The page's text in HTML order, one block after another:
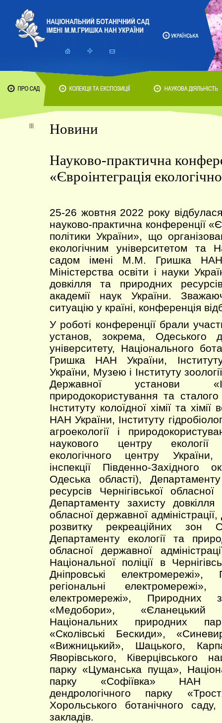
Новини
Науково-практична
«Євроінтеграція
25-26 жовтня 2022 року
науково-практична конференції
політики України», що
екологічним університетом та
садом імені М.М. Гришка НАН
Міністерства освіти і науки
довкілля та природних
академії наук України.
ситуацію у країні, конференція
У роботі конференції брали
установ, зокрема, Одеського
університету, Національного
Гришка НАН України,
України, Музею і Інституту
Державної установи
природокористування та
Інституту колоїдної хімії та
НАН України, Інституту
агроекології і
наукового центру
екологічного центру України,
інспекції Південно-Західного
Одеська області),
ресурсів Чернігівської обласної
Департаменту захисту
обласної державної
розвитку рекреаційних зон
Департаменту екології та
обласної державної
Національної поліції в
Дніпровські
регіональні
електромережі», Природних
«Медобори»,
Національних природних
«Сколівські Бескиди»,
«Вижницький», Шацького,
Яворівського, Ківерцівського
парку «Цуманська пуща»,
парку «Софіївка» НАН
дендрологічного парку
Хорольського ботанічного
закладів.